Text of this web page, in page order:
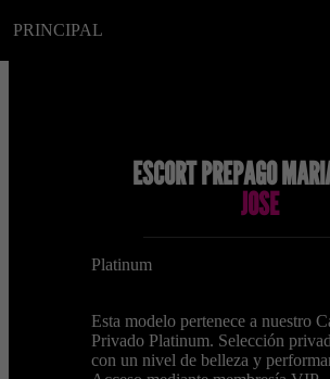
PRINCIPAL
ESCORT PREPAGO
JOSE
Platinum
Esta modelo pertenece a nuestro
Privado Platinum. Selección
con un nivel de belleza y